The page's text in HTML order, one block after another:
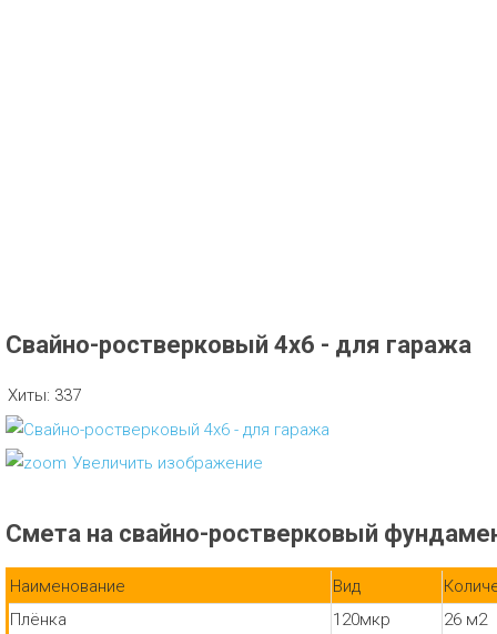
Свайно-ростверковый 4х6 - для гаража
Хиты: 337
Увеличить изображение
Смета на свайно-ростверковый
Наименование Вид
Плёнка
120мкр
26 м2